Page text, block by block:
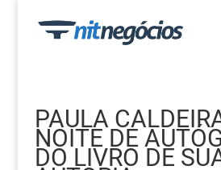
PAULA
NOITE DE
DO LIVRO DE